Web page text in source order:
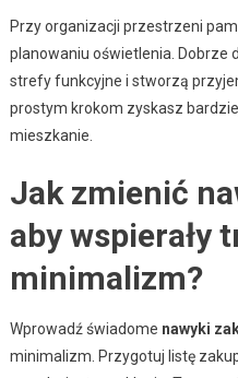
Przy organizacji przestrzeni
planowaniu oświetlenia. Dobrze
strefy funkcyjne i stworzą
prostym krokom zyskasz
mieszkanie.
Jak zmienić
aby wspierały
minimalizm?
Wprowadź świadome nawyki
minimalizm. Przygotuj listę